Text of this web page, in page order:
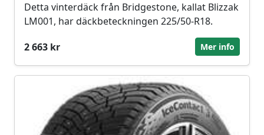
Detta vinterdäck från Bridgestone, kallat Blizzak
LM001, har däckbeteckningen 225/50-R18.
2 663 kr
Mer info